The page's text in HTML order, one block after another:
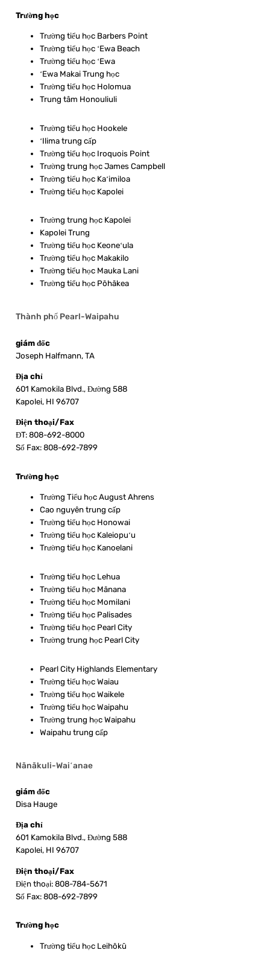
Trường học
Trường tiểu học Barbers Point
Trường tiểu học ʻEwa Beach
Trường tiểu học ʻEwa
ʻEwa Makai Trung học
Trường tiểu học Holomua
Trung tâm Honouliuli
Trường tiểu học Hookele
ʻIlima trung cấp
Trường tiểu học Iroquois Point
Trường trung học James Campbell
Trường tiểu học Kaʻimiloa
Trường tiểu học Kapolei
Trường trung học Kapolei
Kapolei Trung
Trường tiểu học Keoneʻula
Trường tiểu học Makakilo
Trường tiểu học Mauka Lani
Trường tiểu học Pōhākea
Thành phố Pearl-Waipahu
giám đốc
Joseph Halfmann, TA
Địa chỉ
601 Kamokila Blvd., Đường 588
Kapolei, HI 96707
Điện thoại/Fax
ĐT: 808-692-8000
Số Fax: 808-692-7899
Trường học
Trường Tiểu học August Ahrens
Cao nguyên trung cấp
Trường tiểu học Honowai
Trường tiểu học Kaleiopuʻu
Trường tiểu học Kanoelani
Trường tiểu học Lehua
Trường tiểu học Mānana
Trường tiểu học Momilani
Trường tiểu học Palisades
Trường tiểu học Pearl City
Trường trung học Pearl City
Pearl City Highlands Elementary
Trường tiểu học Waiau
Trường tiểu học Waikele
Trường tiểu học Waipahu
Trường trung học Waipahu
Waipahu trung cấp
Nānākuli-Waiʻanae
giám đốc
Disa Hauge
Địa chỉ
601 Kamokila Blvd., Đường 588
Kapolei, HI 96707
Điện thoại/Fax
Điện thoại: 808-784-5671
Số Fax: 808-692-7899
Trường học
Trường tiểu học Leihōkū